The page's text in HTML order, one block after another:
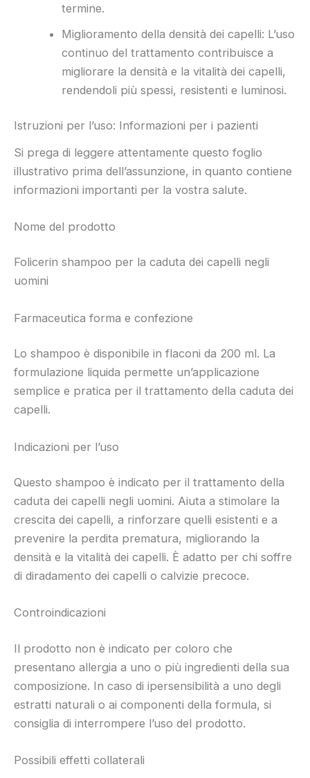
termine.
Miglioramento della densità dei capelli: L’uso
continuo del trattamento contribuisce a
migliorare la densità e la vitalità dei capelli,
rendendoli più spessi, resistenti e luminosi.
Istruzioni per l’uso: Informazioni per i pazienti
Si prega di leggere attentamente questo foglio
illustrativo prima dell’assunzione, in quanto contiene
informazioni importanti per la vostra salute.
Nome del prodotto
Folicerin shampoo per la caduta dei capelli negli
uomini
Farmaceutica forma e confezione
Lo shampoo è disponibile in flaconi da 200 ml. La
formulazione liquida permette un’applicazione
semplice e pratica per il trattamento della caduta dei
capelli.
Indicazioni per l’uso
Questo shampoo è indicato per il trattamento della
caduta dei capelli negli uomini. Aiuta a stimolare la
crescita dei capelli, a rinforzare quelli esistenti e a
prevenire la perdita prematura, migliorando la
densità e la vitalità dei capelli. È adatto per chi soffre
di diradamento dei capelli o calvizie precoce.
Controindicazioni
Il prodotto non è indicato per coloro che
presentano allergia a uno o più ingredienti della sua
composizione. In caso di ipersensibilità a uno degli
estratti naturali o ai componenti della formula, si
consiglia di interrompere l’uso del prodotto.
Possibili effetti collaterali